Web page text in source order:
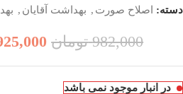
دسته: اصلاح صورت , بهداشت آقایان ,
982,000 تومان
در انبار موجود نمی باشد